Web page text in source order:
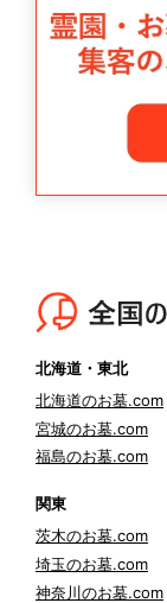
北海道・東北
北海道のお墓.com
宮城のお墓.com
福島のお墓.com
関東
茨木のお墓.com
埼玉のお墓.com
神奈川のお墓.com